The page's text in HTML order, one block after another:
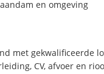
en omgeving
met gekwalificeerde
CV, afvoer en